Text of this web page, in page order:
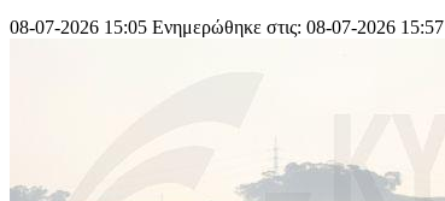
08-07-2026 15:05 Ενημερώθηκε στις: 08-07-2026 15:57